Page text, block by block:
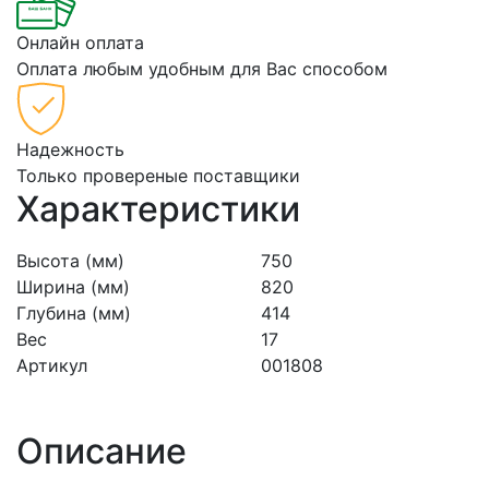
Онлайн оплата
Оплата любым удобным для Вас способом
Надежность
Только провереные поставщики
Характеристики
Высота (мм)
750
Ширина (мм)
820
Глубина (мм)
414
Вес
17
Артикул
001808
Описание